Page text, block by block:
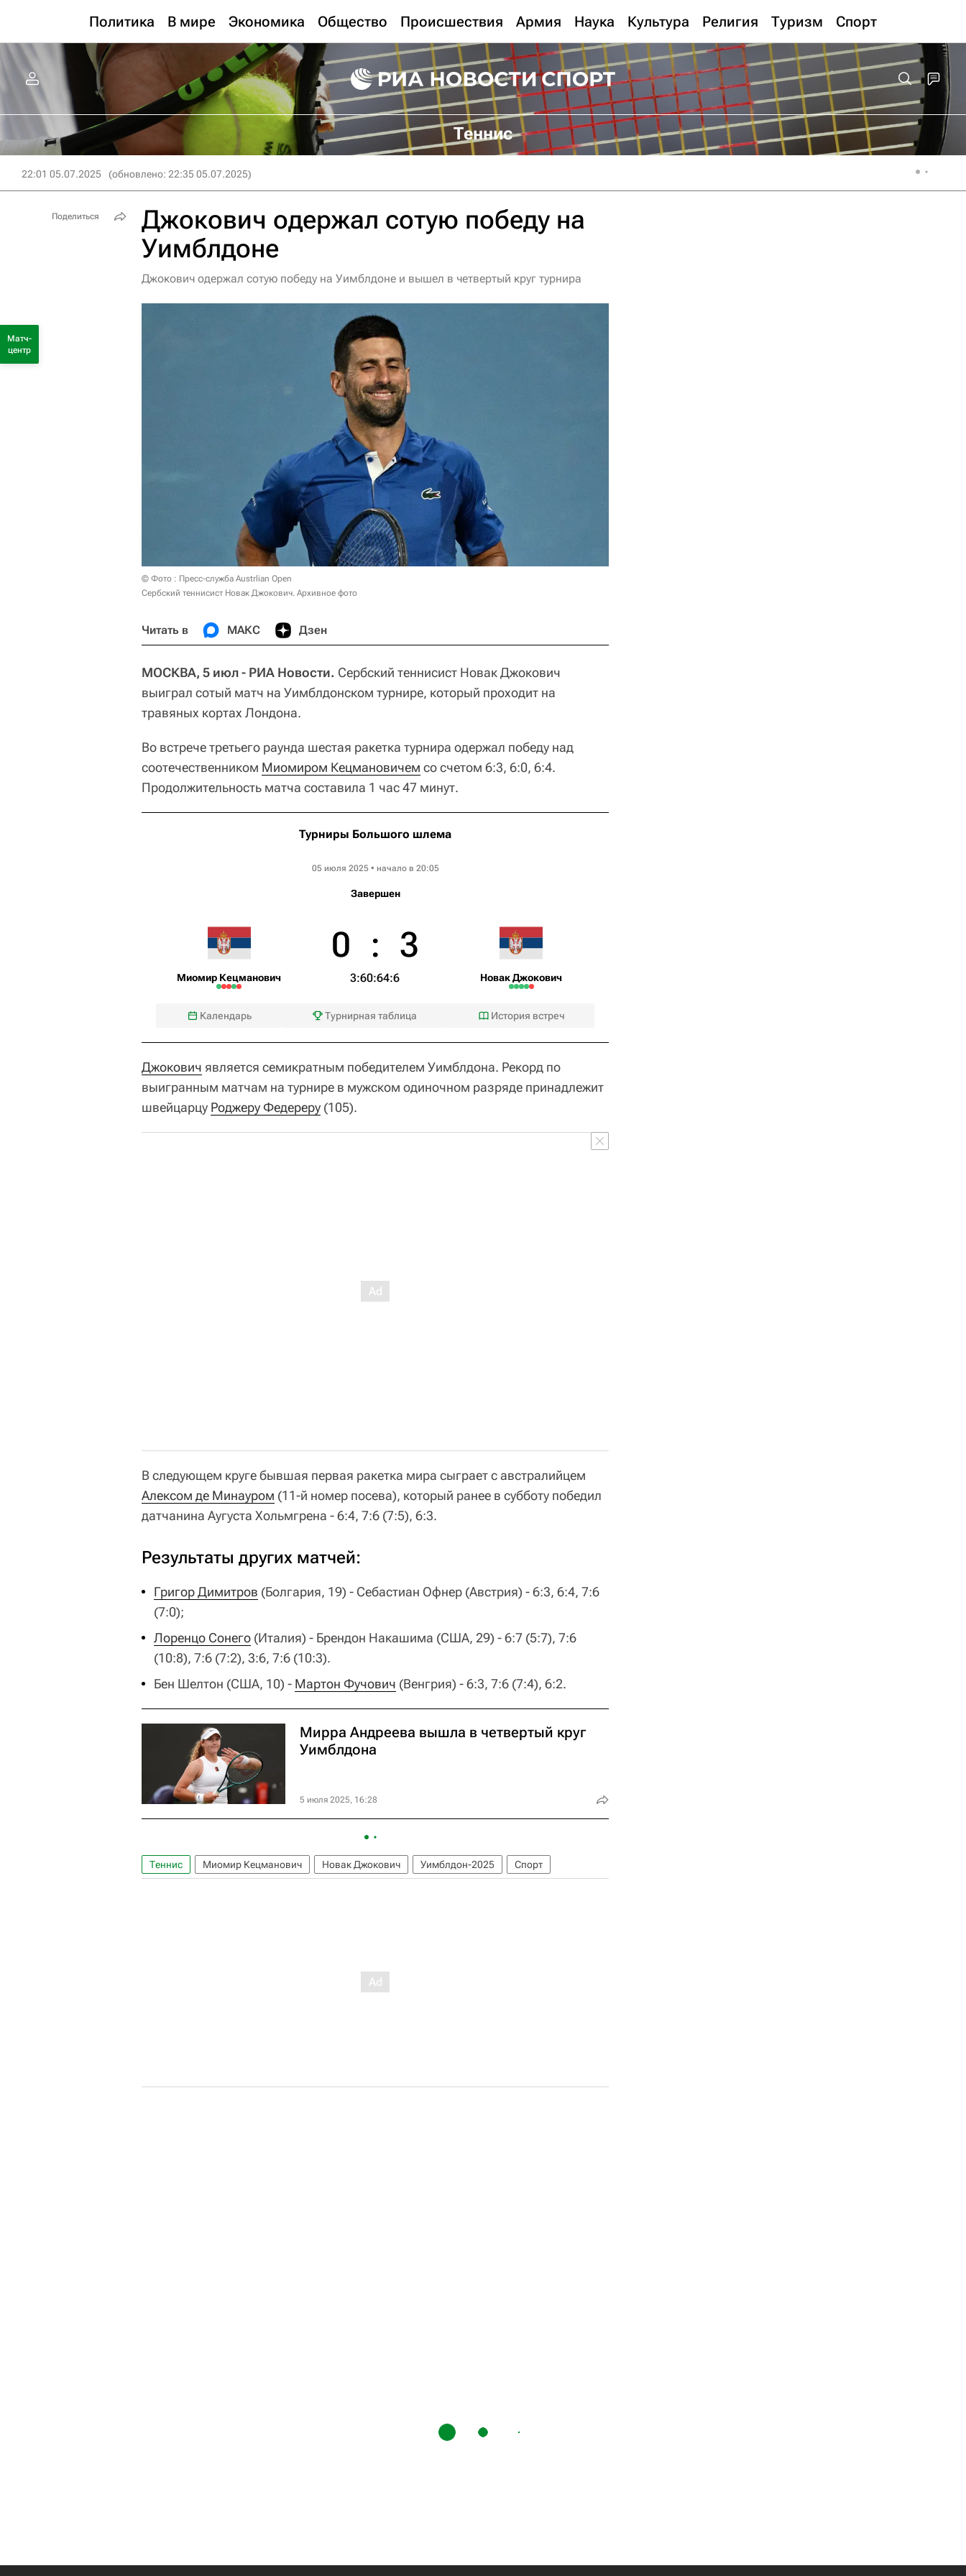
Политика В мире Экономика Общество Происшествия Армия Наука Культура Религия Туризм Спорт
Теннис
22:01 05.07.2025 (обновлено: 22:35 05.07.2025)
Джокович одержал сотую победу на
Уимблдоне
Джокович одержал сотую победу на Уимблдоне и вышел в четвертый круг турнира
© Фото : Пресс-служба Austrlian Open
Сербский теннисист Новак Джокович. Архивное фото
Читать в МАКС Дзен
МОСКВА, 5 июл - РИА Новости. Сербский теннисист Новак Джокович
выиграл сотый матч на Уимблдонском турнире, который проходит на
травяных кортах Лондона.
Во встрече третьего раунда шестая ракетка турнира одержал победу над
соотечественником Миомиром Кецмановичем со счетом 6:3, 6:0, 6:4.
Продолжительность матча составила 1 час 47 минут.
Турниры Большого шлема
05 июля 2025 • начало в 20:05
Завершен
Миомир Кецманович
0 : 3
3:60:64:6 Новак Джокович
Календарь Турнирная таблица История встреч
Джокович является семикратным победителем Уимблдона. Рекорд по
выигранным матчам на турнире в мужском одиночном разряде принадлежит
швейцарцу Роджеру Федереру (105).
В следующем круге бывшая первая ракетка мира сыграет с австралийцем
Алексом де Минауром (11-й номер посева), который ранее в субботу победил
датчанина Аугуста Хольмгрена - 6:4, 7:6 (7:5), 6:3.
Результаты других матчей:
Григор Димитров (Болгария, 19) - Себастиан Офнер (Австрия) - 6:3, 6:4, 7:6
(7:0);
Лоренцо Сонего (Италия) - Брендон Накашима (США, 29) - 6:7 (5:7), 7:6
(10:8), 7:6 (7:2), 3:6, 7:6 (10:3).
Бен Шелтон (США, 10) - Мартон Фучович (Венгрия) - 6:3, 7:6 (7:4), 6:2.
Мирра Андреева вышла в четвертый круг
Уимблдона
5 июля 2025, 16:28
Теннис Миомир Кецманович Новак Джокович Уимблдон-2025 Спорт
Поделиться
Матч-
центр